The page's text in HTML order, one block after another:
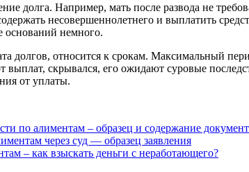
долга. Например, мать после развода не
несовершеннолетнего и выплатить
оснований немного.
долгов, относится к срокам. Максимальный
выплат, скрывался, его ожидают суровые
от уплаты.
по алиментам – образец и содержание
через суд — образец заявления
– как взыскать деньги с неработающего?